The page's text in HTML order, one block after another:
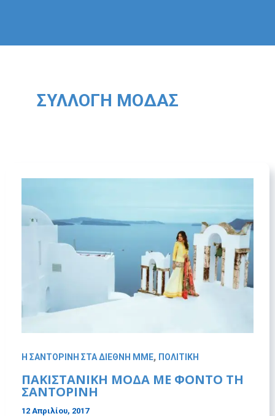
ΣΥΛΛΟΓΉ ΜΌΔΑΣ
Η ΣΑΝΤΟΡΙΝΗ ΣΤΑ ΔΙΕΘΝΗ ΜΜΕ, ΠΟΛΙΤΙΚΗ
ΠΑΚΙΣΤΑΝΙΚΗ ΜΟΔΑ ΜΕ ΦΟΝΤΟ ΤΗ
ΣΑΝΤΟΡΙΝΗ
12 Απριλίου, 2017